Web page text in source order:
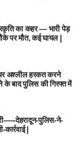
का कहर — भारी पेड़
पर मौत, कई घायल |
अश्लील हरकत करने
के बाद पुलिस की गिरफ्त में
—-देहरादून-पुलिस-ने-
|